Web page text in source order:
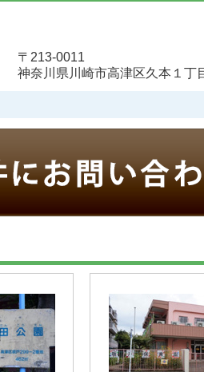
〒213-0011
神奈川県川崎市高津区久本１丁